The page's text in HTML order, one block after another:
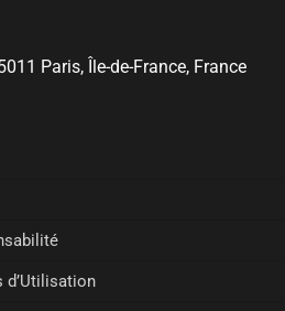
Paris, Île-de-France, France
d’Utilisation